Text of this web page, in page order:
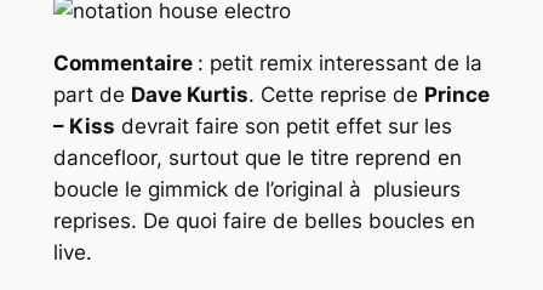
Commentaire : petit remix interessant de la
part de Dave Kurtis. Cette reprise de Prince
– Kiss devrait faire son petit effet sur les
dancefloor, surtout que le titre reprend en
boucle le gimmick de l’original à plusieurs
reprises. De quoi faire de belles boucles en
live.